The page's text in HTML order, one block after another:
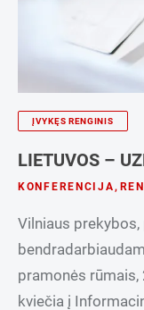
ĮVYKĘS RENGINIS
LIETUVOS –
KONFERENCIJA,
Vilniaus
pramonės
kviečia į